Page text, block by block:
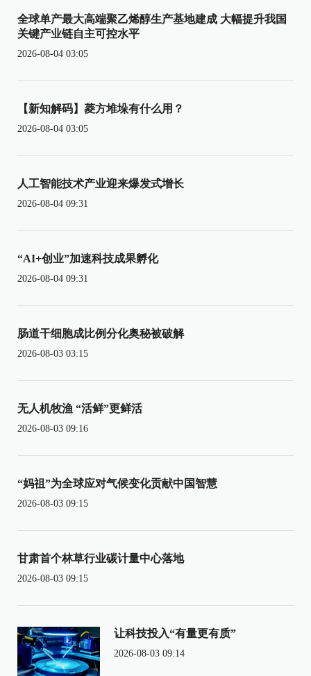
全球单产最大高端聚乙烯醇生产基地建成 大幅提升我国
关键产业链自主可控水平
2026-08-04 03:05
【新知解码】菱方堆垛有什么用？
2026-08-04 03:05
人工智能技术产业迎来爆发式增长
2026-08-04 09:31
“AI+创业”加速科技成果孵化
2026-08-04 09:31
肠道干细胞成比例分化奥秘被破解
2026-08-03 03:15
无人机牧渔 “活鲜”更鲜活
2026-08-03 09:16
“妈祖”为全球应对气候变化贡献中国智慧
2026-08-03 09:15
甘肃首个林草行业碳计量中心落地
2026-08-03 09:15
让科技投入“有量更有质”
2026-08-03 09:14